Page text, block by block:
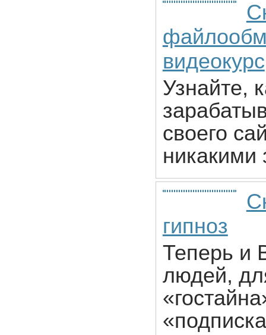
видеокурс
Узнайте,
своего
никакими
гипноз
Теперь и
людей,